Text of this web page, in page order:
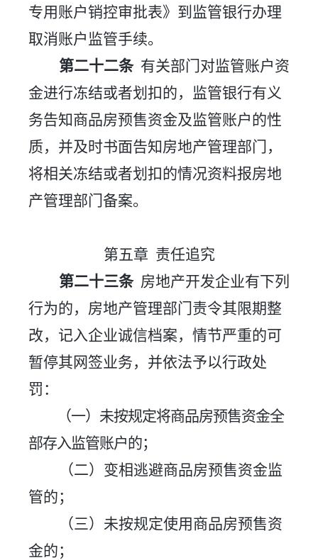
专用账户销控审批表》到监管银行办理
取消账户监管手续。
第二十二条 有关部门对监管账户资
金进行冻结或者划扣的，监管银行有义
务告知商品房预售资金及监管账户的性
质，并及时书面告知房地产管理部门，
将相关冻结或者划扣的情况资料报房地
产管理部门备案。
第五章 责任追究
第二十三条 房地产开发企业有下列
行为的，房地产管理部门责令其限期整
改，记入企业诚信档案，情节严重的可
暂停其网签业务，并依法予以行政处
罚：
（一）未按规定将商品房预售资金全
部存入监管账户的；
（二）变相逃避商品房预售资金监
管的；
（三）未按规定使用商品房预售资
金的；